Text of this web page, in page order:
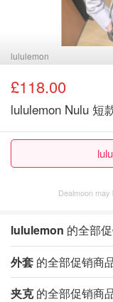
lululemon
£118.00
lululemon Nulu 短
Dealmoon
lululemon 的全部
外套 的全部促销商
夹克的全部促销商